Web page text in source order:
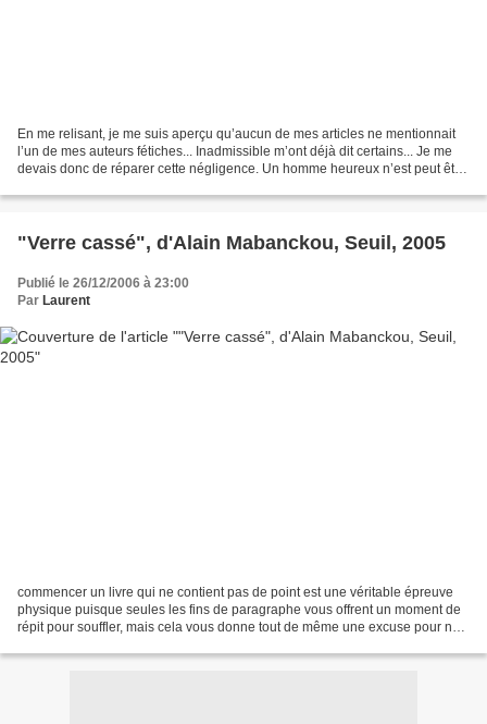
En me relisant, je me suis aperçu qu’aucun de mes articles ne mentionnait
l’un de mes auteurs fétiches... Inadmissible m’ont déjà dit certains... Je me
devais donc de réparer cette négligence. Un homme heureux n’est peut être
"Verre cassé", d'Alain Mabanckou, Seuil, 2005
Publié le 26/12/2006 à 23:00
Par Laurent
commencer un livre qui ne contient pas de point est une véritable épreuve
physique puisque seules les fins de paragraphe vous offrent un moment de
répit pour souffler, mais cela vous donne tout de même une excuse pour ne